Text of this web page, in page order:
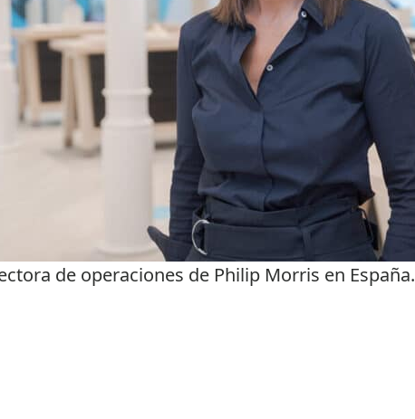
de operaciones de Philip Morris en España.